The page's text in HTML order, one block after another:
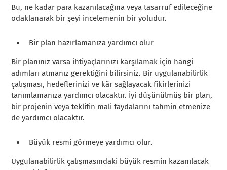
Bu, ne kadar para kazanılacağına veya tasarruf edileceğine
odaklanarak bir şeyi incelemenin bir yoludur.
Bir plan hazırlamanıza yardımcı olur
Bir planınız varsa ihtiyaçlarınızı karşılamak için hangi
adımları atmanız gerektiğini bilirsiniz. Bir uygulanabilirlik
çalışması, hedeflerinizi ve kâr sağlayacak fikirlerinizi
tanımlamanıza yardımcı olacaktır. İyi düşünülmüş bir plan,
bir projenin veya teklifin mali faydalarını tahmin etmenize
de yardımcı olacaktır.
Büyük resmi görmeye yardımcı olur.
Uygulanabilirlik çalışmasındaki büyük resmin kazanılacak